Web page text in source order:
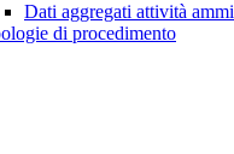
Dati aggregati attività
di procedimento